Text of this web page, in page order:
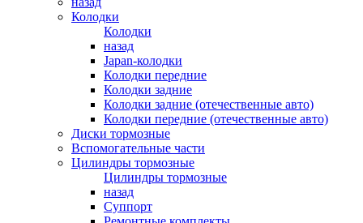
Колодки
Колодки
назад
Japan-колодки
Колодки передние
Колодки задние
Колодки задние (отечественные авто)
Колодки передние (отечественные авто)
Диски тормозные
Вспомогательные части
Цилиндры тормозные
Цилиндры тормозные
назад
Суппорт